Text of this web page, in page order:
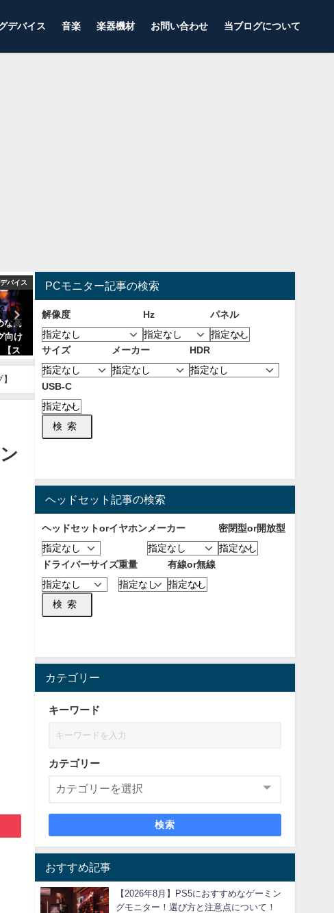
デバイス 音楽 楽器機材 お問い合わせ 当ブログについて
バイス
な高
向け
【ス
ゲーミングモニター
ルモード対応4K/フルHDモニタ
ー！二つの解像度で用途に合わ
せて使い分けられる！
2026年8月1日
TPSプロゲーマー1664人の使用
マウスパッドランキング！人気
メーカーとモデルを紹介！
PCモニター記事の検索
解像度 Hz パネル
サイズ メーカー HDR
USB-C
検索
ヘッドセット記事の検索
ヘッドセットorイヤホン メーカー 密閉型or開放型
ドライバーサイズ重量 有線or無線
検索
カテゴリー
キーワード
カテゴリー
検索
おすすめ記事
【2026年8月】PS5におすすめなゲーミン
グモニター！選び方と注意点について！